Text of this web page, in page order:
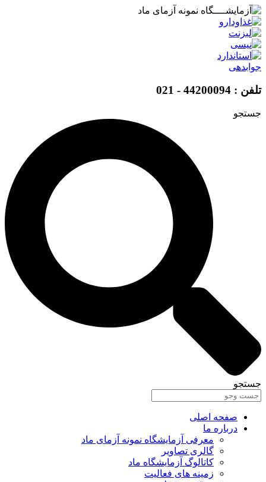
- 021
صفحه اصلی
درباره ما
معرفی آزمایشگاه نمونه آزمای ماد
گالری تصاویر
کاتالوگ آزمایشگاه ماد
زمینه های فعالیت